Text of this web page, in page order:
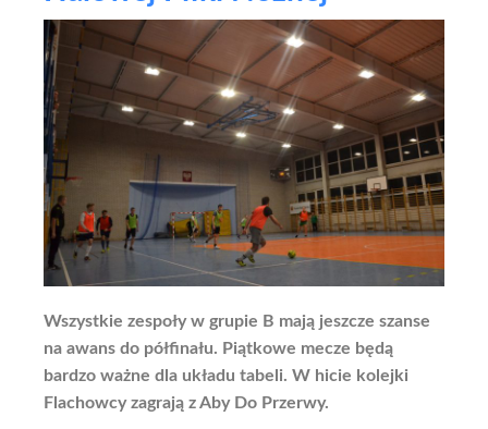
Wszystkie zespoły w grupie B mają jeszcze szanse
na awans do półfinału. Piątkowe mecze będą
bardzo ważne dla układu tabeli. W hicie kolejki
Flachowcy zagrają z Aby Do Przerwy.